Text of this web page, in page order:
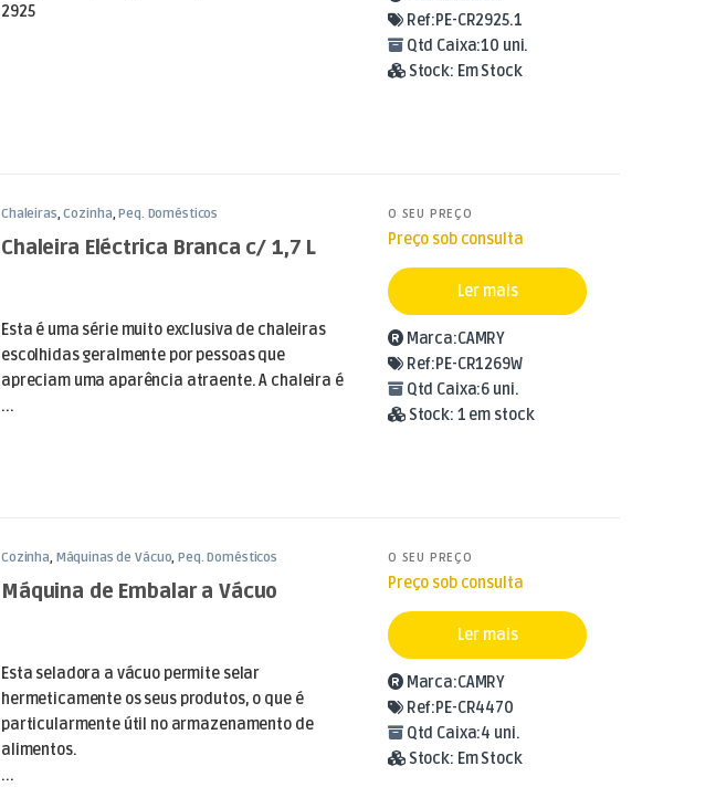
2925
Ref:PE-CR2925.1
Qtd Caixa:10 uni.
Stock: Em Stock
Chaleiras,Cozinha,Peq. Domésticos
Chaleira Eléctrica Branca c/ 1,7 L
Esta é uma série muito exclusiva de chaleiras
escolhidas geralmente por pessoas que
apreciam uma aparência atraente. A chaleira é
...
O SEU PREÇO
Preço sob consulta
Ler mais
Marca:CAMRY
Ref:PE-CR1269W
Qtd Caixa:6 uni.
Stock: 1 em stock
Cozinha, Máquinas de Vácuo,Peq. Domésticos
Máquina de Embalar a Vácuo
Esta seladora a vácuo permite selar
hermeticamente os seus produtos, o que é
particularmente útil no armazenamento de
alimentos.
...
O SEU PREÇO
Preço sob consulta
Ler mais
Marca:CAMRY
Ref:PE-CR4470
Qtd Caixa:4 uni.
Stock: Em Stock